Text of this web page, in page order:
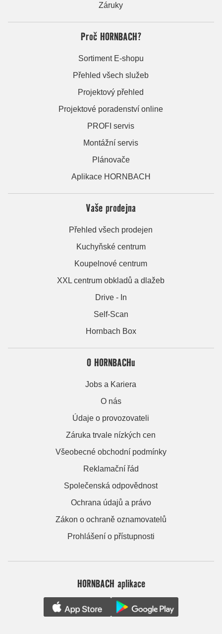
Záruky
Proč HORNBACH?
Sortiment E-shopu
Přehled všech služeb
Projektový přehled
Projektové poradenství online
PROFI servis
Montážní servis
Plánovače
Aplikace HORNBACH
Vaše prodejna
Přehled všech prodejen
Kuchyňské centrum
Koupelnové centrum
XXL centrum obkladů a dlažeb
Drive - In
Self-Scan
Hornbach Box
O HORNBACHu
Jobs a Kariera
O nás
Údaje o provozovateli
Záruka trvale nízkých cen
Všeobecné obchodní podmínky
Reklamační řád
Společenská odpovědnost
Ochrana údajů a právo
Zákon o ochraně oznamovatelů
Prohlášení o přístupnosti
HORNBACH aplikace